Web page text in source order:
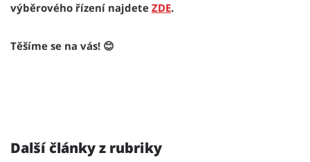
výběrového řízení najdete ZDE.
Těšíme se na vás! 😊
Další články z rubriky